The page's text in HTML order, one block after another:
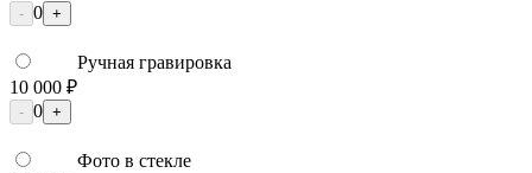
- 0 +
Ручная гравировка
10 000 ₽
- 0 +
Фото в стекле